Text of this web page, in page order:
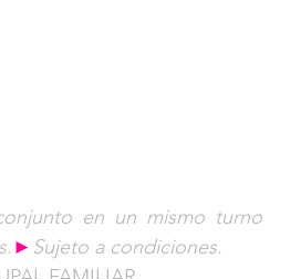
en un mismo turno
► Sujeto a condiciones.